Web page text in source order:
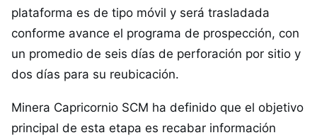
plataforma es de tipo móvil y será trasladada
conforme avance el programa de prospección, con
un promedio de seis días de perforación por sitio y
dos días para su reubicación.
Minera Capricornio SCM ha definido que el objetivo
principal de esta etapa es recabar información